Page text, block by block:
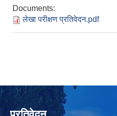
Documents:
लेखा परीक्षण प्रतिवेदन.pdf